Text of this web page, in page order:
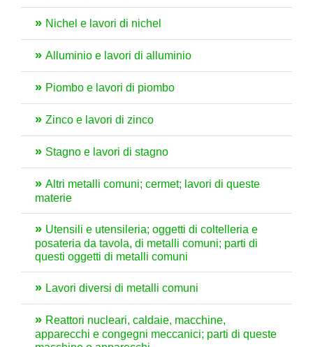
Nichel e lavori di nichel
Alluminio e lavori di alluminio
Piombo e lavori di piombo
Zinco e lavori di zinco
Stagno e lavori di stagno
Altri metalli comuni; cermet; lavori di queste
materie
Utensili e utensileria; oggetti di coltelleria e
posateria da tavola, di metalli comuni; parti di
questi oggetti di metalli comuni
Lavori diversi di metalli comuni
Reattori nucleari, caldaie, macchine,
apparecchi e congegni meccanici; parti di queste